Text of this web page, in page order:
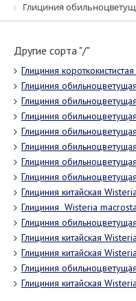
Глициния
Другие сорта "/"
Глициния
Глициния
Глициния
Глициния
Глициния
Глициния
Глициния
Глициния
Глициния китайская
Глициния Wisteria
Глициния
Глициния китайская
Глициния китайская
Глициния
Глициния китайская